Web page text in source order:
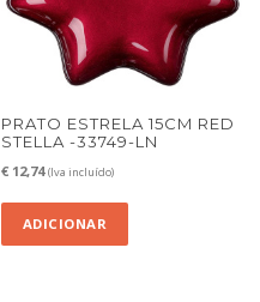
PRATO ESTRELA 15CM RED
STELLA -33749-LN
€ 12,74 (Iva incluído)
ADICIONAR